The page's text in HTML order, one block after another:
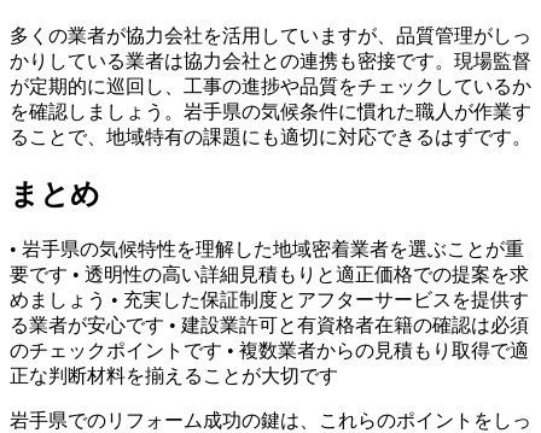
多くの業者が協力会社を活用していますが、品質管理がしっ
かりしている業者は協力会社との連携も密接です。現場監督
が定期的に巡回し、工事の進捗や品質をチェックしているか
を確認しましょう。岩手県の気候条件に慣れた職人が作業す
ることで、地域特有の課題にも適切に対応できるはずです。
まとめ
• 岩手県の気候特性を理解した地域密着業者を選ぶことが重
要です • 透明性の高い詳細見積もりと適正価格での提案を求
めましょう • 充実した保証制度とアフターサービスを提供す
る業者が安心です • 建設業許可と有資格者在籍の確認は必須
のチェックポイントです • 複数業者からの見積もり取得で適
正な判断材料を揃えることが大切です
岩手県でのリフォーム成功の鍵は、これらのポイントをしっ